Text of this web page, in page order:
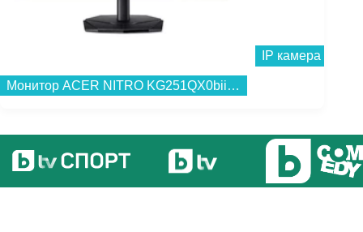
Монитор ACER NITRO KG251QX0biip UM.KX1EE.005 , 24.50...
IP камера TP-